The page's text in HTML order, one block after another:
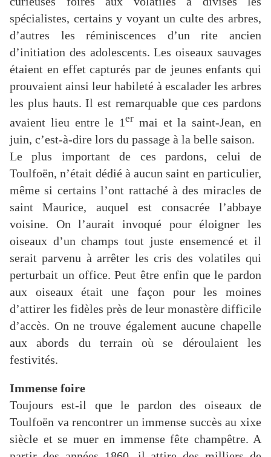
spécialistes, certains y voyant un culte des arbres,
d’autres les réminiscences d’un rite ancien
d’initiation des adolescents. Les oiseaux sauvages
étaient en effet capturés par de jeunes enfants qui
prouvaient ainsi leur habileté à escalader les arbres
les plus hauts. Il est remarquable que ces pardons
avaient lieu entre le 1er mai et la saint-Jean, en
juin, c’est-à-dire lors du passage à la belle saison.
Le plus important de ces pardons, celui de
Toulfoën, n’était dédié à aucun saint en particulier,
même si certains l’ont rattaché à des miracles de
saint Maurice, auquel est consacrée l’abbaye
voisine. On l’aurait invoqué pour éloigner les
oiseaux d’un champs tout juste ensemencé et il
serait parvenu à arrêter les cris des volatiles qui
perturbait un office. Peut être enfin que le pardon
aux oiseaux était une façon pour les moines
d’attirer les fidèles près de leur monastère difficile
d’accès. On ne trouve également aucune chapelle
aux abords du terrain où se déroulaient les
festivités.
Immense foire
Toujours est-il que le pardon des oiseaux de
Toulfoën va rencontrer un immense succès au xixe
siècle et se muer en immense fête champêtre. A